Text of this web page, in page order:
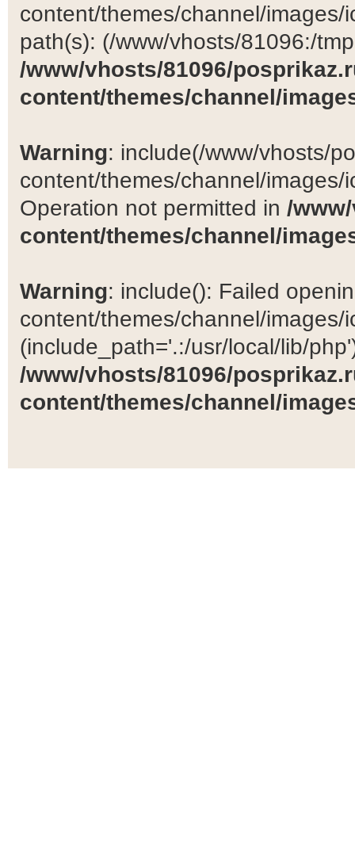
content/themes/channel/
path(s): (/www/vhosts/81096:/
/www/vhosts/81096/
content/themes/channel/
Warning: include(/www/vhosts/
content/themes/channel/
Operation not permitted in /
content/themes/channel/
Warning: include(): Failed
content/themes/channel/images/
(include_path='.:/usr/local/lib/
/www/vhosts/81096/
content/themes/channel/